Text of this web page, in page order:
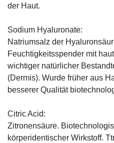
der Haut.
Sodium Hyaluronate:
Natriumsalz der
Feuchtigkeitsspender mit
wichtiger natürlicher
(Dermis). Wurde früher aus
besserer Qualität
Citric Acid:
Zitronensäure.
körperidentischer Wirkstoff.